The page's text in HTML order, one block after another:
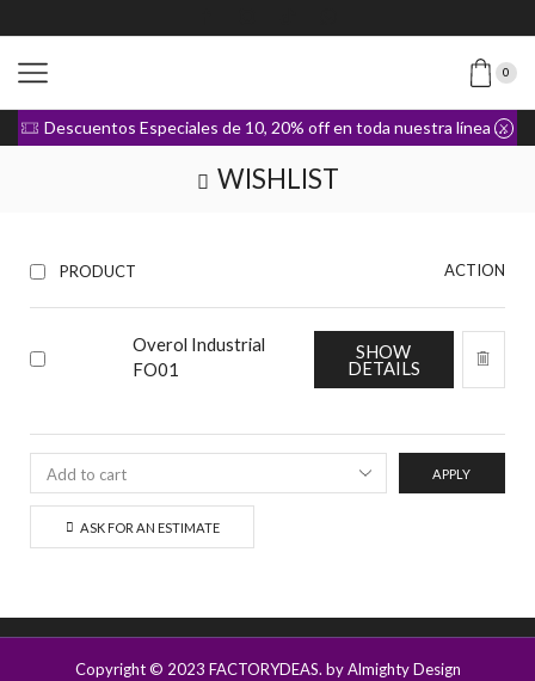
0
Descuentos Especiales de 10, 20% off en toda nuestra línea de Ropa
WISHLIST
PRODUCT ACTION
Overol Industrial
FO01
SHOW
DETAILS
APPLY
ASK FOR AN ESTIMATE
Copyright © 2023 FACTORYDEAS. by Almighty Design